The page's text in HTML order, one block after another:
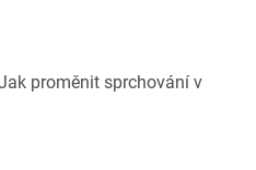
proměnit sprchování v